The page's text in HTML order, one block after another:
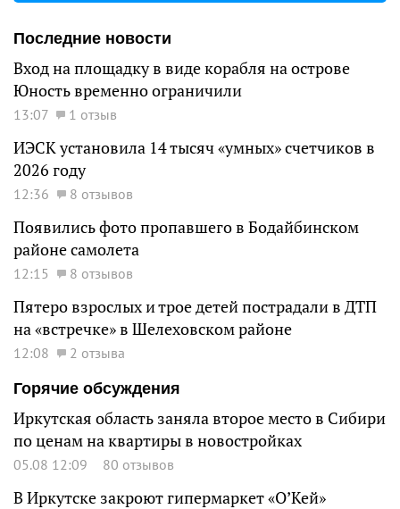
Последние новости
Вход на площадку в виде корабля на острове
Юность временно ограничили
13:07 1 отзыв
ИЭСК установила 14 тысяч «умных» счетчиков в
2026 году
12:36 8 отзывов
Появились фото пропавшего в Бодайбинском
районе самолета
12:15 8 отзывов
Пятеро взрослых и трое детей пострадали в ДТП
на «встречке» в Шелеховском районе
12:08
2 отзыва
Горячие обсуждения
Иркутская область заняла второе место в Сибири
по ценам на квартиры в новостройках
05.08 12:09 80 отзывов
В Иркутске закроют гипермаркет «О’Кей»